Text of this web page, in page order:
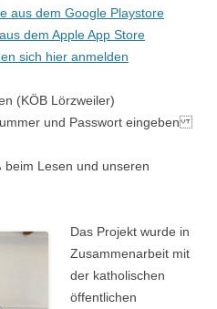
aus dem Google Playstore
dem Apple App Store
sich hier anmelden
(KÖB Lörzweiler)
und Passwort eingeben
Lesen und unseren
Das Projekt wurde in
Zusammenarbeit mit
der katholischen
öffentlichen